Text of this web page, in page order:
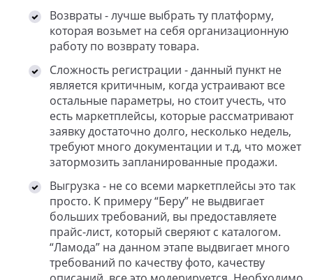
Возвраты - лучше выбрать ту платформу,
которая возьмет на себя организационную
работу по возврату товара.
Сложность регистрации - данный пункт не
является критичным, когда устраивают все
остальные параметры, но стоит учесть, что
есть маркетплейсы, которые рассматривают
заявку достаточно долго, несколько недель,
требуют много документации и т.д, что может
затормозить запланированные продажи.
Выгрузка - не со всеми маркетплейсы это так
просто. К примеру “Беру” не выдвигает
больших требований, вы предоставляете
прайс-лист, который сверяют с каталогом.
“Ламода” на данном этапе выдвигает много
требований по качеству фото, качеству